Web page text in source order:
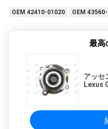
OEM 42410-01020 OEM
最高
アッセ
Lexus